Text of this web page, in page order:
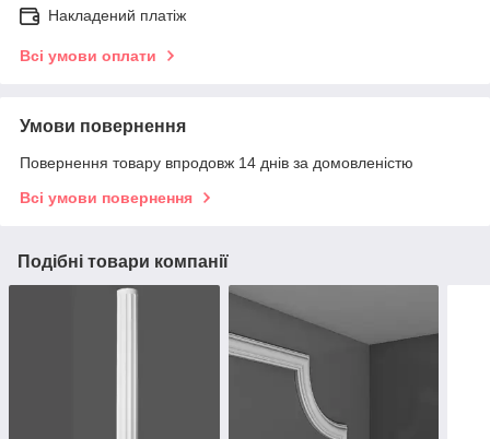
Накладений платіж
Всі умови оплати
Умови повернення
Повернення товару впродовж 14 днів за домовленістю
Всі умови повернення
Подібні товари компанії